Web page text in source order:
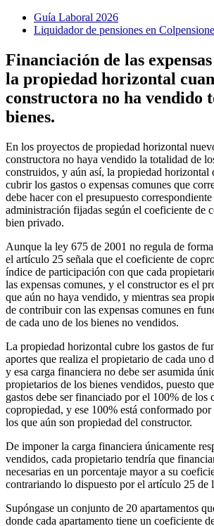
Guía Laboral 2026
Liquidador de pensiones en
Financiación de las
la propiedad horizontal
constructora no ha vendido
bienes.
En los proyectos de propiedad horizontal
constructora no haya vendido la totalidad de
construidos, y aún así, la propiedad horizontal
cubrir los gastos o expensas comunes que
debe hacer con el presupuesto
administración fijadas según el coeficiente de
bien privado.
Aunque la ley 675 de 2001 no regula de forma
el artículo 25 señala que el coeficiente de
índice de participación con que cada
las expensas comunes, y el constructor es el
que aún no haya vendido, y mientras sea
de contribuir con las expensas comunes en
de cada uno de los bienes no vendidos.
La propiedad horizontal cubre los gastos de
aportes que realiza el propietario de cada uno
y esa carga financiera no debe ser asumida
propietarios de los bienes vendidos, puesto
gastos debe ser financiado por el 100% de los
copropiedad, y ese 100% está conformado
los que aún son propiedad del constructor.
De imponer la carga financiera únicamente
vendidos, cada propietario tendría que
necesarias en un porcentaje mayor a su
contrariando lo dispuesto por el artículo 25 de
Supóngase un conjunto de 20 apartamentos
donde cada apartamento tiene un coeficiente